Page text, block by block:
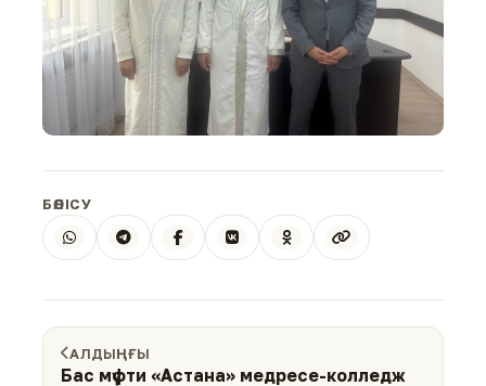
БӨЛІСУ
АЛДЫҢҒЫ
Бас мүфти «Астана» медресе-колледж